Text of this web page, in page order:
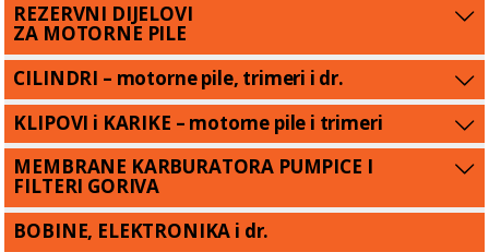
REZERVNI DIJELOVI
ZA MOTORNE PILE
CILINDRI – motorne pile, trimeri i dr.
KLIPOVI i KARIKE – motorne pile i trimeri
MEMBRANE KARBURATORA PUMPICE I
FILTERI GORIVA
BOBINE, ELEKTRONIKA i dr.